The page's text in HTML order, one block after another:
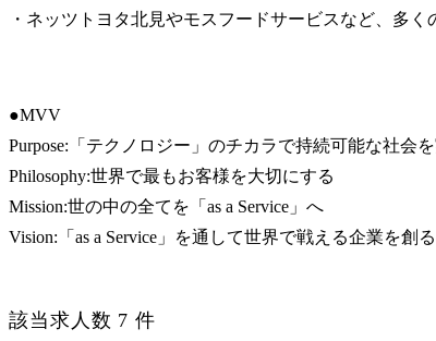
・ネッツトヨタ北見やモスフードサービスなど、多
●MVV
Purpose:「テクノロジー」のチカラで持続可能な社会
Philosophy:世界で最もお客様を大切にする
Mission:世の中の全てを「as a Service」へ
Vision:「as a Service」を通して世界で戦える企業を創る
該当求人数 7 件